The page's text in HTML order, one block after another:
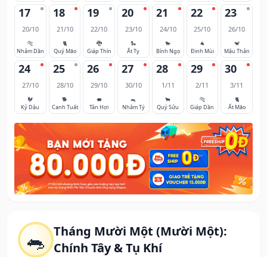
🐀 Tháng Mười Một (Mười Một):
Chính Tây & Tụ Khí
17
20/10
🐅
Nhâm Dần
18
21/10
🐈
Quý Mão
19
22/10
🐉
Giáp Thìn
20
23/10
🐍
Ất Tỵ
21
24/10
🐎
Bính Ngọ
22
25/10
🐐
Đinh Mùi
23
26/10
🐒
Mậu Thân
24
27/10
🐓
Kỷ Dậu
25
28/10
🐕
Canh Tuất
26
29/10
🐖
Tân Hợi
27
30/10
🐀
Nhâm Tý
28
1/11
🐂
Quý Sửu
29
2/11
🐅
Giáp Dần
30
3/11
🐈
Ất Mão